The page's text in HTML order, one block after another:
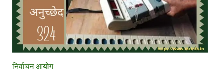
निर्वाचन आयोग